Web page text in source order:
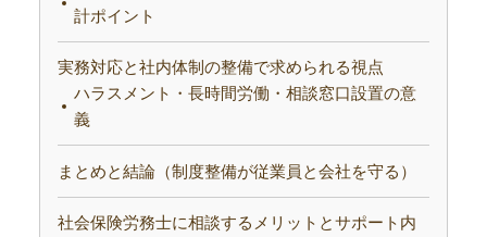
計ポイント
実務対応と社内体制の整備で求められる視点
ハラスメント・長時間労働・相談窓口設置の意
義
まとめと結論（制度整備が従業員と会社を守る）
社会保険労務士に相談するメリットとサポート内